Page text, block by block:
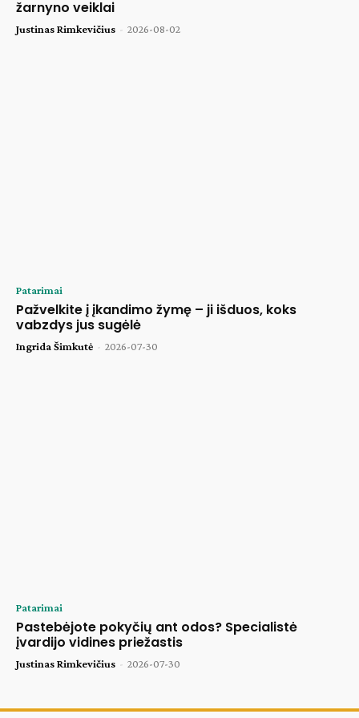
žarnyno veiklai
Justinas Rimkevičius - 2026-08-02
Patarimai
Pažvelkite į įkandimo žymę – ji išduos, koks
vabzdys jus sugėlė
Ingrida Šimkutė - 2026-07-30
Patarimai
Pastebėjote pokyčių ant odos? Specialistė
įvardijo vidines priežastis
Justinas Rimkevičius - 2026-07-30